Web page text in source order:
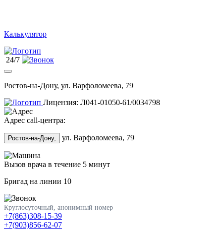
Калькулятор
24/7
Ростов-на-Дону, ул. Варфоломеева, 79
Лицензия: Л041-01050-61/0034798
Адрес call-центра:
Ростов-на-Дону, ул. Варфоломеева, 79
Вызов врача в течение 5 минут
Бригад на линии 10
Круглосуточный, анонимный номер
+7(863)308-15-39
+7(903)856-62-07